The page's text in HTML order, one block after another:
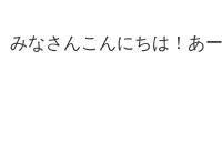
みなさんこんにちは！あ